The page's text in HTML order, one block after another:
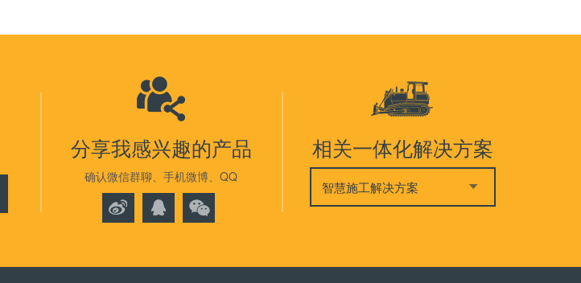
分享我感兴趣的产品
确认微信群聊、手机微博、QQ
相关一体化解决方案
智慧施工解决方案